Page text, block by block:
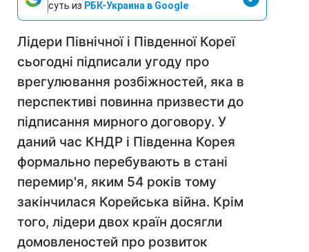
суть из РБК-Украина в Google
Лідери Північної і Південної Кореї
сьогодні підписали угоду про
врегулювання розбіжностей, яка в
перспективі повинна призвести до
підписання мирного договору. У
даний час КНДР і Південна Корея
формально перебувають в стані
перемир'я, яким 54 років тому
закінчилася Корейська війна. Крім
того, лідери двох країн досягли
домовленостей про розвиток